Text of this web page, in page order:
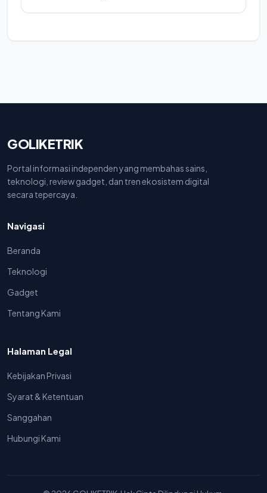
GOLIKETRIK
Portal informasi independen yang membahas sains,
teknologi, review gadget, dan tren ekosistem digital
secara tepercaya.
Navigasi
Beranda
Teknologi
Gadget
Tentang Kami
Halaman Legal
Kebijakan Privasi
Syarat & Ketentuan
Sanggahan
Hubungi Kami